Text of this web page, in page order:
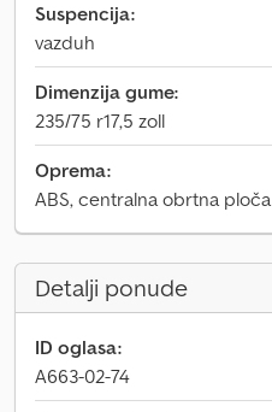
Suspencija:
vazduh
Dimenzija gume:
235/75 r17,5 zoll
Oprema:
ABS, centralna obrtna ploča
Detalji ponude
ID oglasa:
A663-02-74